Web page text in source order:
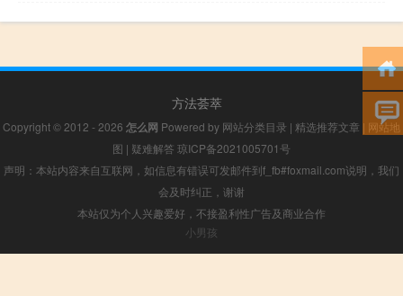
方法荟萃
Copyright © 2012 - 2026 怎么网 Powered by 网站分类目录 | 精选推荐文章 | 网站地
图 | 疑难解答 琼ICP备2021005701号
声明：本站内容来自互联网，如信息有错误可发邮件到f_fb#foxmail.com说明，我们
会及时纠正，谢谢
本站仅为个人兴趣爱好，不接盈利性广告及商业合作
小男孩